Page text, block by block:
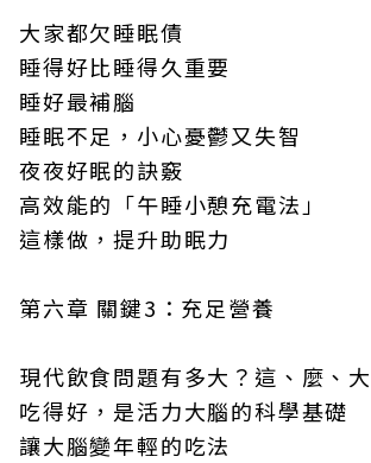
大家都欠睡眠債
睡得好比睡得久重要
睡好最補腦
睡眠不足，小心憂鬱又失智
夜夜好眠的訣竅
高效能的「午睡小憩充電法」
這樣做，提升助眠力
第六章 關鍵3：充足營養
現代飲食問題有多大？這、麼、大
吃得好，是活力大腦的科學基礎
讓大腦變年輕的吃法